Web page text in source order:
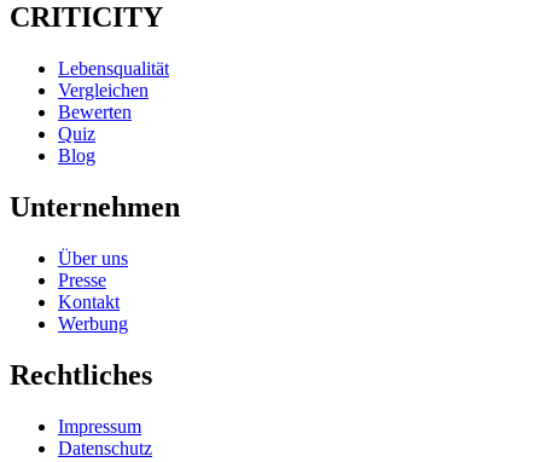
CRITICITY
Lebensqualität
Vergleichen
Bewerten
Quiz
Blog
Unternehmen
Über uns
Presse
Kontakt
Werbung
Rechtliches
Impressum
Datenschutz